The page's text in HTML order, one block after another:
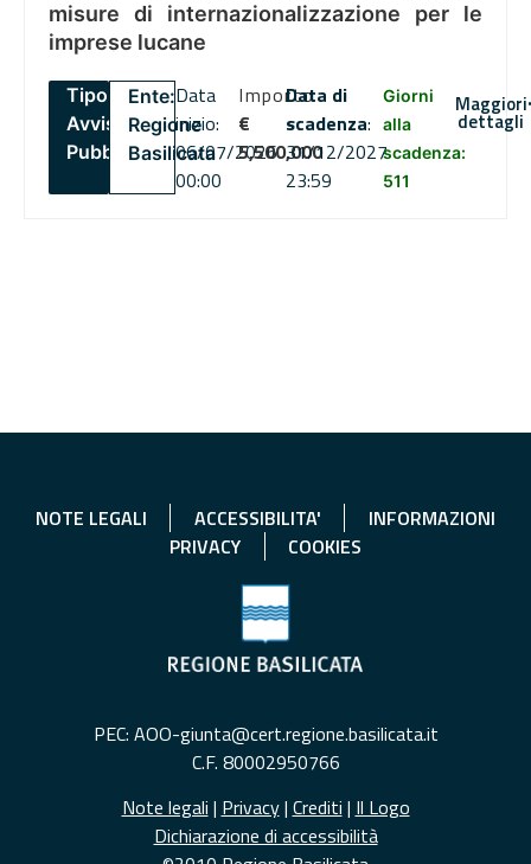
misure di internazionalizzazione per le
imprese lucane
Tipo:
Avviso
Pubblico
Ente:
Regione
Basilicata
Data
inizio:
06/07/2026
00:00
Importo
€
5,500,000
Data di
scadenza:
31/12/2027
23:59
Giorni
alla
scadenza:
511
Maggiori
dettagli
NOTE LEGALI ACCESSIBILITA'
INFORMAZIONI
PRIVACY
COOKIES
PEC: AOO-giunta@cert.regione.basilicata.it
C.F. 80002950766
Note legali | Privacy| Crediti | Il Logo
Dichiarazione di accessibilità